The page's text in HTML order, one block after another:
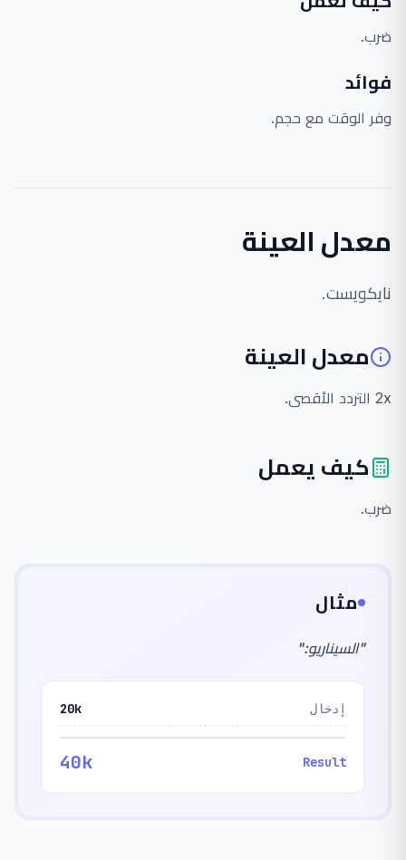
ضرب.
فوائد
وفر الوقت مع حجم.
معدل العينة
نايكويست.
معدل العينة
2x التردد الأقصى.
كيف يعمل
ضرب.
مثال
"السيناريو:"
إدخال 20k
Result
40k